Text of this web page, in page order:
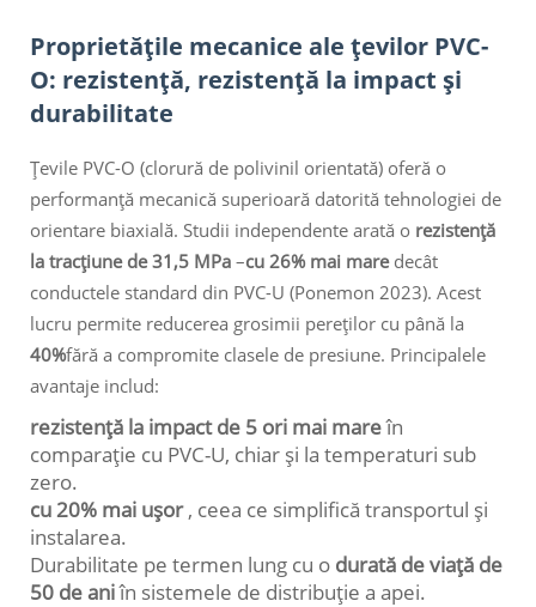
Proprietățile mecanice ale țevilor PVC-
O: rezistență, rezistență la impact și
durabilitate
Țevile PVC-O (clorură de polivinil orientată) oferă o
performanță mecanică superioară datorită tehnologiei de
orientare biaxială. Studii independente arată o rezistență
la tracțiune de 31,5 MPa –cu 26% mai mare decât
conductele standard din PVC-U (Ponemon 2023). Acest
lucru permite reducerea grosimii pereților cu până la
40%fără a compromite clasele de presiune. Principalele
avantaje includ:
rezistență la impact de 5 ori mai mareîn
comparație cu PVC-U, chiar și la temperaturi sub
zero.
cu 20% mai ușor, ceea ce simplifică transportul și
instalarea.
Durabilitate pe termen lung cu o durată de viață de
50 de aniîn sistemele de distribuție a apei.